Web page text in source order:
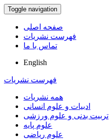
Toggle navigation
صفحه اصلی
فهرست نشریات
تماس با ما
English
فهرست نشریات
همه نشریات
ادبیات و علوم انسانی
تربیت بدنی و علوم ورزشی
علوم پایه
علوم ریاضی